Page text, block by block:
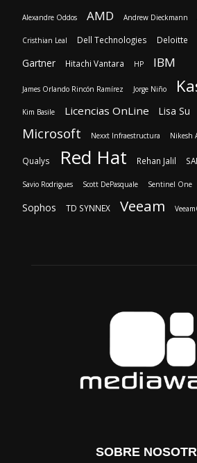
Alexandre Oddos AMD Andrew Dieckmann
Cristhian Leal Dell Technologies Deloitte
Gartner Hitachi Vantara HP IBM
James Orlando Rincón Ramírez Jorge Niño
Kim Basile Licencias OnLine Lisa Su
Microsoft Nexxt Infraestructura Nikesh
Qualys Red Hat Rehan Jalil
Savio Rodrigues Scott DePasquale Sentinel One
Sophos TD SYNNEX Veeam
SOBRE